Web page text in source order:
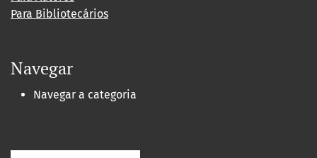
Para Bibliotecários
Navegar
Navegar a categoria